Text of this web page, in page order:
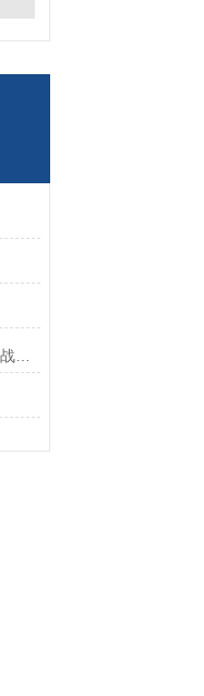
在线检重机市场目前面临着一些挑战和机遇